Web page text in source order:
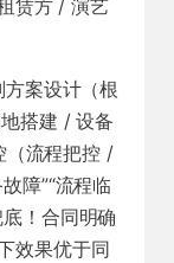
赁方 / 演艺
方案设计（根
搭建 / 设备
流程把控 /
障”“流程临
！合同明确
效果优于同